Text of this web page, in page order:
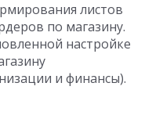
листов
по магазину.
настройке
и финансы).